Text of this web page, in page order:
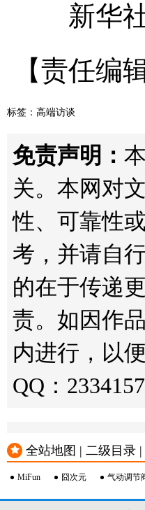
新华社
【责任编
标签： 高端访谈
免责声明：
关。本网对
性、可靠性
考，并请自
的在于传递
责。如因作
内进行，以
QQ：
全站地图 | 二级目录 |
MiFun 囧次元 气动调节